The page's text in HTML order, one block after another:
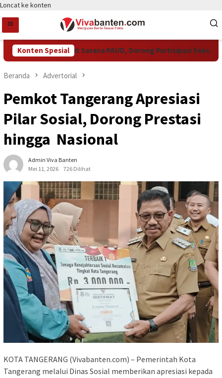
Loncat ke konten
Konten Spesial
Perkuat Sarana PAUD, Dorong Partisipasi Sekolah
Beranda Advertorial
Pemkot Tangerang Apresiasi
Pilar Sosial, Dorong Prestasi
hingga Nasional
Admin Viva Banten
Mei 11, 2026
726 Dilihat
KOTA TANGERANG (Vivabanten.com) – Pemerintah Kota
Tangerang melalui Dinas Sosial memberikan apresiasi kepada